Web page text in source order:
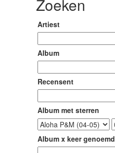
Zoeken
Artiest
Album
Recensent
Album met sterren
Album x keer genoemd